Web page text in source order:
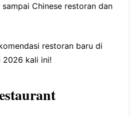
sampai Chinese restoran dan
restoran baru di
2026 kali ini!